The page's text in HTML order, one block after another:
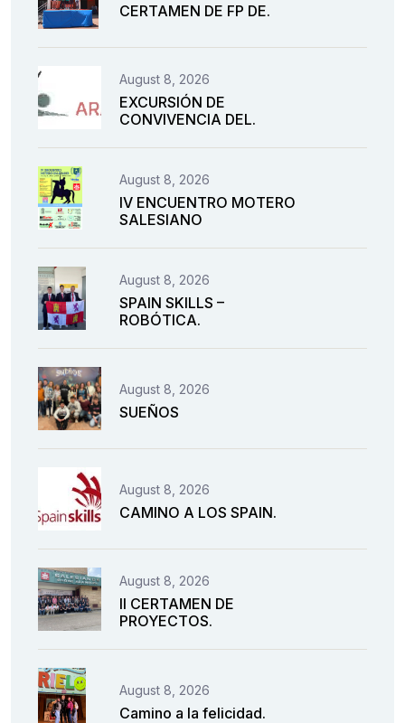
CERTAMEN DE FP DE.
August 8, 2026
EXCURSIÓN DE
CONVIVENCIA DEL.
August 8, 2026
IV ENCUENTRO MOTERO
SALESIANO
August 8, 2026
SPAIN SKILLS –
ROBÓTICA.
August 8, 2026
SUEÑOS
August 8, 2026
CAMINO A LOS SPAIN.
August 8, 2026
II CERTAMEN DE
PROYECTOS.
August 8, 2026
Camino a la felicidad.